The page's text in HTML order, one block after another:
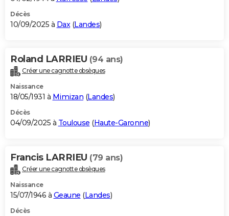
Décès
10/09/2025 à Dax(Landes)
Roland LARRIEU (94 ans)
Créer une cagnotte obsèques
Naissance
18/05/1931 à Mimizan (Landes)
Décès
04/09/2025 à Toulouse (Haute-Garonne)
Francis LARRIEU (79 ans)
Créer une cagnotte obsèques
Naissance
15/07/1946 à Geaune (Landes)
Décès